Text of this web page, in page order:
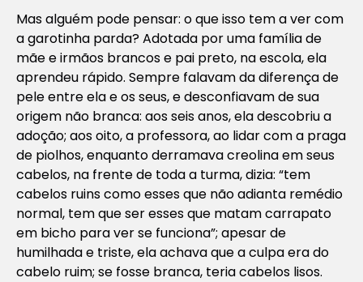
Mas alguém pode pensar: o que isso tem a ver com
a garotinha parda? Adotada por uma família de
mãe e irmãos brancos e pai preto, na escola, ela
aprendeu rápido. Sempre falavam da diferença de
pele entre ela e os seus, e desconfiavam de sua
origem não branca: aos seis anos, ela descobriu a
adoção; aos oito, a professora, ao lidar com a praga
de piolhos, enquanto derramava creolina em seus
cabelos, na frente de toda a turma, dizia: “tem
cabelos ruins como esses que não adianta remédio
normal, tem que ser esses que matam carrapato
em bicho para ver se funciona”; apesar de
humilhada e triste, ela achava que a culpa era do
cabelo ruim; se fosse branca, teria cabelos lisos.